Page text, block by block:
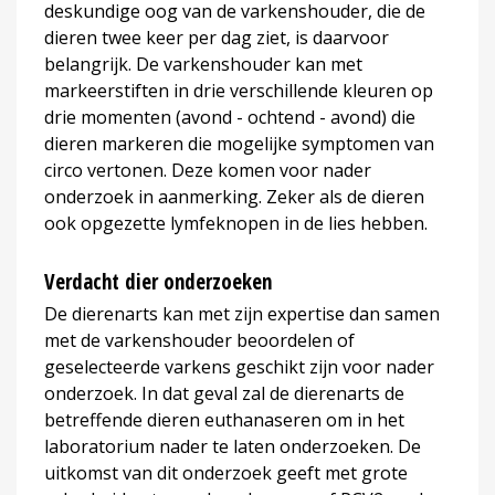
deskundige oog van de varkenshouder, die de
dieren twee keer per dag ziet, is daarvoor
belangrijk. De varkenshouder kan met
markeerstiften in drie verschillende kleuren op
drie momenten (avond - ochtend - avond) die
dieren markeren die mogelijke symptomen van
circo vertonen. Deze komen voor nader
onderzoek in aanmerking. Zeker als de dieren
ook opgezette lymfeknopen in de lies hebben.
Verdacht dier onderzoeken
De dierenarts kan met zijn expertise dan samen
met de varkenshouder beoordelen of
geselecteerde varkens geschikt zijn voor nader
onderzoek. In dat geval zal de dierenarts de
betreffende dieren euthanaseren om in het
laboratorium nader te laten onderzoeken. De
uitkomst van dit onderzoek geeft met grote